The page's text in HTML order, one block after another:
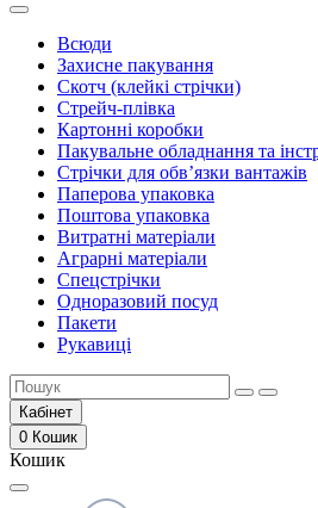
Всюди
Захисне пакування
Скотч (клейкі стрічки)
Стрейч-плівка
Картонні коробки
Пакувальне обладнання та
Стрічки для обв’язки вантажів
Паперова упаковка
Поштова упаковка
Витратні матеріали
Аграрні матеріали
Спецстрічки
Одноразовий посуд
Пакети
Рукавиці
Кабінет
0 Кошик
Кошик